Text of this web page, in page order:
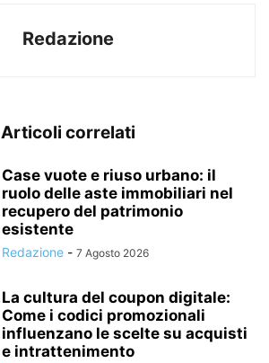
Redazione
Articoli correlati
Case vuote e riuso urbano: il
ruolo delle aste immobiliari nel
recupero del patrimonio
esistente
Redazione - 7 Agosto 2026
La cultura del coupon digitale:
Come i codici promozionali
influenzano le scelte su acquisti
e intrattenimento